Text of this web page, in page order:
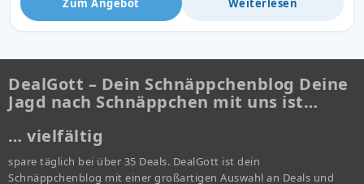
Zum Angebot Weiterlesen
DealGott – Dein Schnäppchenblog Deine
Jagd nach Schnäppchen mit uns ist…
… vielfältig
spare täglich bei über 35 Deals. DealGott ist dein
Schnäppchenblog mit einer großartigen Auswahl an Deals und